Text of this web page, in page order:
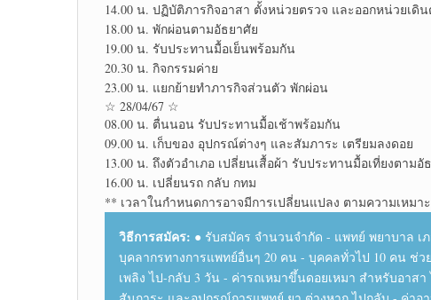
14.00 น. ปฏิบัติ​ภารกิจ​อาสา ตั้งหน่วยตรวจ และออกหน่วยเดิ
18.00 น. พักผ่อนตามอัธยาศัย​
19.00 น. รับประทาน​มื้อเย็น​พร้อมกัน
20.30 น. กิจกรรม​ค่าย
23.00 น. แยกย้ายทำภารกิจส่วนตัว พักผ่อน​
☆ 28/04/67 ☆
08.00 น. ตื่นนอน รับประทาน​มื้อเช้าพร้อมกัน
09.00 น. เก็บของ อุปกรณ์​ต่างๆ และสัมภาระ​ เตรียมลงดอย
13.00 น. ถึงตัวอำเภอ เปลี่ยนเสื้อผ้า รับประทาน​มื้อเที่ยงตามอั
16.00 น. เปลี่ยนรถ กลับ กทม
** เวลาในกำหนดการอาจมีการเปลี่ยนแปลง ตามความเหมา
วิธีการสมัคร: ● รับสมัคร จำนวนจำกัด - แพทย์ พยาบาล
บุคลากร​ทาง​การแพทย์​อื่นๆ 20 คน - บุคคลทั่วไป 10 คน ช่ว
เพลิง ไป-กลับ 3 วัน - ค่ารถเหมาขึ้นดอยเหมา สำหรับอาส